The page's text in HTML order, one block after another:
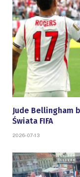
Jude Bellingham
Świata FIFA
2026-07-13